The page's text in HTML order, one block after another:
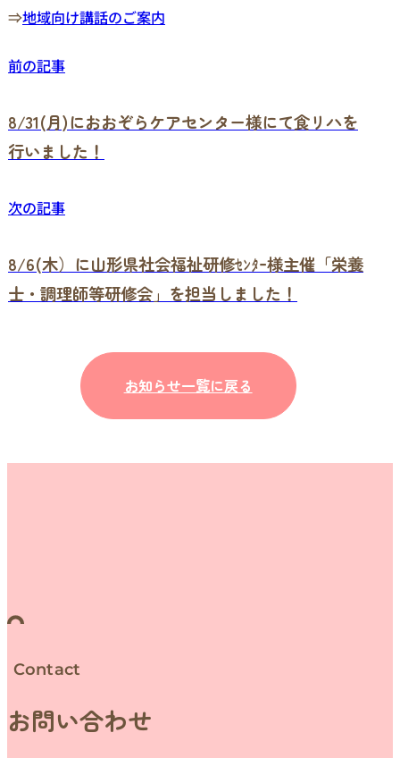
⇒地域向け講話のご案内
前の記事
8/31(月)におおぞらケアセンター様にて食リハを
行いました！
次の記事
8/6(木）に山形県社会福祉研修ｾﾝﾀｰ様主催「栄養
士・調理師等研修会」を担当しました！
お知らせ一覧に戻る
Contact
お問い合わせ